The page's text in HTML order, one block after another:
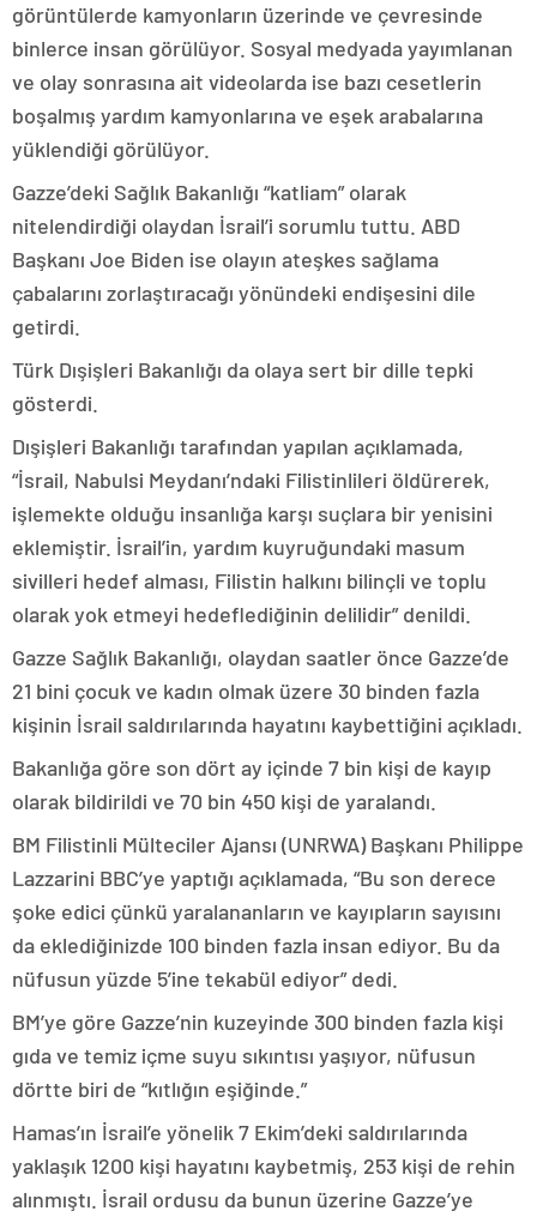
görüntülerde kamyonların üzerinde ve çevresinde
binlerce insan görülüyor. Sosyal medyada yayımlanan
ve olay sonrasına ait videolarda ise bazı cesetlerin
boşalmış yardım kamyonlarına ve eşek arabalarına
yüklendiği görülüyor.
Gazze’deki Sağlık Bakanlığı “katliam” olarak
nitelendirdiği olaydan İsrail’i sorumlu tuttu. ABD
Başkanı Joe Biden ise olayın ateşkes sağlama
çabalarını zorlaştıracağı yönündeki endişesini dile
getirdi.
Türk Dışişleri Bakanlığı da olaya sert bir dille tepki
gösterdi.
Dışişleri Bakanlığı tarafından yapılan açıklamada,
“İsrail, Nabulsi Meydanı’ndaki Filistinlileri öldürerek,
işlemekte olduğu insanlığa karşı suçlara bir yenisini
eklemiştir. İsrail’in, yardım kuyruğundaki masum
sivilleri hedef alması, Filistin halkını bilinçli ve toplu
olarak yok etmeyi hedeflediğinin delilidir” denildi.
Gazze Sağlık Bakanlığı, olaydan saatler önce Gazze’de
21 bini çocuk ve kadın olmak üzere 30 binden fazla
kişinin İsrail saldırılarında hayatını kaybettiğini açıkladı.
Bakanlığa göre son dört ay içinde 7 bin kişi de kayıp
olarak bildirildi ve 70 bin 450 kişi de yaralandı.
BM Filistinli Mülteciler Ajansı (UNRWA) Başkanı Philippe
Lazzarini BBC’ye yaptığı açıklamada, “Bu son derece
şoke edici çünkü yaralananların ve kayıpların sayısını
da eklediğinizde 100 binden fazla insan ediyor. Bu da
nüfusun yüzde 5’ine tekabül ediyor” dedi.
BM’ye göre Gazze’nin kuzeyinde 300 binden fazla kişi
gıda ve temiz içme suyu sıkıntısı yaşıyor, nüfusun
dörtte biri de “kıtlığın eşiğinde.”
Hamas’ın İsrail’e yönelik 7 Ekim’deki saldırılarında
yaklaşık 1200 kişi hayatını kaybetmiş, 253 kişi de rehin
alınmıştı. İsrail ordusu da bunun üzerine Gazze’ye